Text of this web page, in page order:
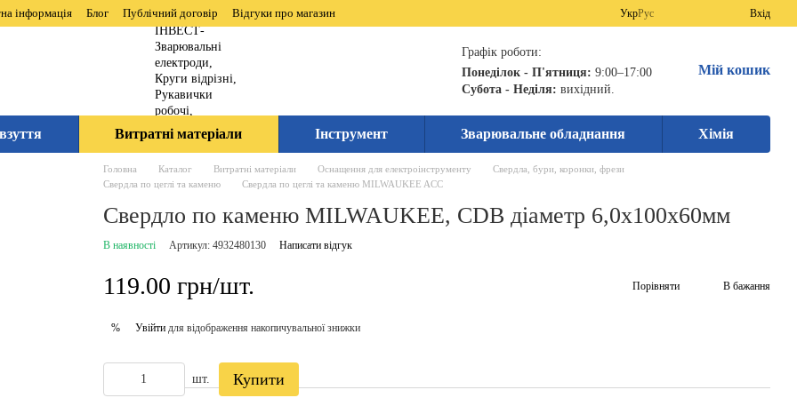
інформація Блог Публічний договір Відгуки про магазин УкрРус Вхід
Графік роботи:
Понеділок - П'ятниця: 9:00–17:00
Субота - Неділя: вихідний.
Мій кошик
Витратні матеріали Інструмент Зварювальне обладнання Хімія
Головна Каталог Витратні матеріали Оснащення для електроінструменту
Свердла, бури, коронки, фрези
Свердла по цеглі та каменю
Свердла по цеглі та каменю MILWAUKEE ACC
Свердло по каменю MILWAUKEE, CDB діаметр 6,0x100х60мм
В наявності Артикул: 4932480130 Написати відгук
119.00 грн/шт. Порівняти В бажання
% Увійтидля відображення накопичувальної знижки
шт. Купити